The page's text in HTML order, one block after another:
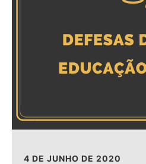
4 DE JUNHO DE 2020